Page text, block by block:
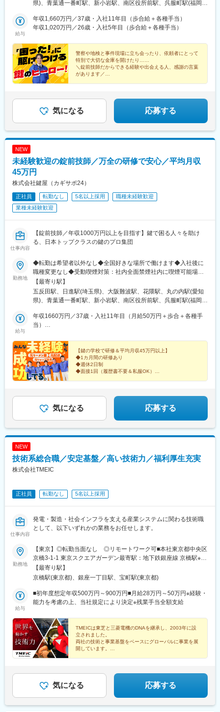
車15分★京都支社／東寺駅5分札幌支社／北34条駅10分宇都宮支
社／雀宮駅車15分池袋支社／池袋駅5分高松支社／太田駅15分★
日山駅車8分八王子支社／八王子駅車11分奈良支社／新大宮駅車6
分練馬支社／石神井公園駅12分横浜支社／横浜駅1o分北九州支社
／片野駅8分熊本支社／東海学園前駅10分鹿児島支社／中洲通駅1
分藤沢支社／辻堂駅近く三郷支社／三郷駅8分★：駐車場有＜
2026年8月以降 新規開設予定＞※オープンまでは近隣支社勤務四
県)、青葉通一番町駅、新小岩駅、南区役所前駅、呉服町駅(福岡
駅、雀宮駅、北池袋駅、木太東口駅、日前宮駅、静岡駅、春日山
駅、小宮駅、新大宮駅、石神井公園駅、平沼橋駅、片野駅、東海
Ｒ難波駅、みなと元町駅、浅間町駅、大町西公園駅、中洲川端
駅、東寺駅、都通駅、不動前駅、なんば駅(地下鉄)、県庁前駅(兵
庫県)、国際センター駅、九条駅(京都府)、市立病院前駅(鹿児島県)
給与
年収1,660万円／37歳・入社11年目（歩合給＋各種手当）
年収1,020万円／26歳・入社5年目（歩合給＋各種手当）
警察や地検と事件現場に立ち会ったり、依頼者にとって
特別で大切な金庫を開けたり……
＼錠前技師だからできる経験や出会える人、感謝の言葉
があります／
気になる 応募する
NEW
未経験歓迎の錠前技師／万全の研修で安心／平均月収
45万円
株式会社鍵屋（カギサポ24）
正社員 転勤なし 5名以上採用
職種未経験歓迎
業種未経験歓迎
仕事内容
【錠前技師／年収1000万円以上を目指す】鍵で困る人々を助け
る、日本トップクラスの鍵のプロ集団
勤務地
◆転勤は希望者以外なし◆全国好きな場所で働けます◆入社後に
職種変更なし◆受動喫煙対策：社内全面禁煙社内に喫煙可能場所
あり品川本社／戸越銀座駅4分さいたま支社／宮原駅車7分★大阪
（難波）支社／なんば駅1分神戸支社／花隈駅3分名古屋支社／丸
の内駅5分仙台支社／仙台駅10分新小岩支社／新小岩駅5分広島支
車15分★京都支社／東寺駅5分札幌支社／北34条駅10分宇都宮支
社／雀宮駅車15分池袋支社／池袋駅5分高松支社／太田駅15分★
日山駅車8分八王子支社／八王子駅車11分奈良支社／新大宮駅車6
分練馬支社／石神井公園駅12分横浜支社／横浜駅10分北九州支社
／片野駅8分熊本支社／東海学園前駅10分鹿児島支社／中洲通駅1
分藤沢支社／辻堂駅近く三郷支社／三郷駅8分★：駐車場有＜
2026年1月以降 新規開設予定＞※オープンまでは近隣支社勤務四
【最寄り駅】
五反田駅、日進駅(埼玉県)、大阪難波駅、花隈駅、丸の内駅(愛知
県)、青葉通一番町駅、新小岩駅、南区役所前駅、呉服町駅(福岡
駅、雀宮駅、北池袋駅、木太東口駅、日前宮駅、静岡駅、春日山
駅、小宮駅、新大宮駅、石神井公園駅、平沼橋駅、片野駅、東海
Ｒ難波駅、みなと元町駅、浅間町駅、大町西公園駅、中洲川端
駅、東寺駅、都通駅、不動前駅、なんば駅(地下鉄)、県庁前駅(兵
庫県)、国際センター駅、九条駅(京都府)、市立病院前駅(鹿児島県)
給与
年収1660万円／37歳・入社11年目（月給50万円＋歩合＋各種手
当）
当）
【鍵の学校で研修＆平均月収45万円以上】
◆1カ月間の研修あり
◆週休2日制
◆面接1回（履歴書不要＆私服OK）
気になる 応募する
NEW
技術系総合職／安定基盤／高い技術力／福利厚生充実
株式会社TMEIC
正社員 転勤なし 5名以上採用
仕事内容
発電・製造・社会インフラを支える産業システムに関わる技術職
として、以下いずれかの業務をお任せします。
勤務地
【東京】◎転勤当面なし ◎リモートワーク可■本社東京都中央区
京橋3-1-1 東京スクエアガーデン最寄駅：地下鉄銀座線 京橋駅※転
勤当面なし（将来的にローテーションの可能性あり）※在宅勤務・
リモートワーク：相談可受動喫煙対策：事務所内禁煙変更の範
【最寄り駅】
京橋駅(東京都)、銀座一丁目駅、宝町駅(東京都)
給与
■初年度想定年収500万円～900万円■月給28万円～50万円※経験・
能力を考慮の上、当社規定により決定※残業手当全額支給
TMEICは東芝と三菱電機のDNAを継承し、2003年に設
立されました。
両社の技術と事業基盤をベースにグローバルに事業を展
開しています。
気になる 応募する